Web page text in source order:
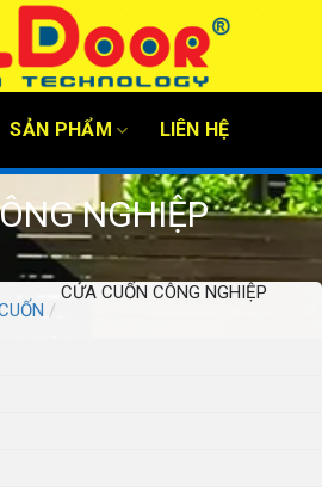
SẢN PHẨM LIÊN HỆ
NGHIỆP
/
CỬA CUỐN CÔNG NGHIỆP